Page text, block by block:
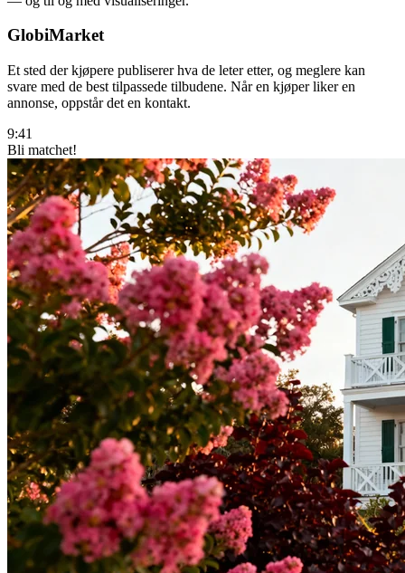
GlobiMarket
Et sted der kjøpere publiserer hva de leter etter, og meglere kan
svare med de best tilpassede tilbudene. Når en kjøper liker en
annonse, oppstår det en kontakt.
9:41
Bli matchet!